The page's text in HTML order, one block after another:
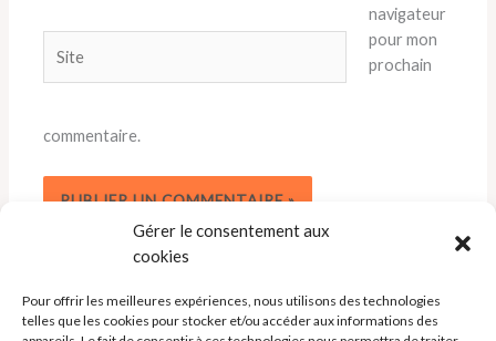
Gérer le consentement aux
cookies
Pour offrir les meilleures expériences, nous utilisons des technologies
telles que les cookies pour stocker et/ou accéder aux informations des
navigateur
pour mon
prochain
commentaire.